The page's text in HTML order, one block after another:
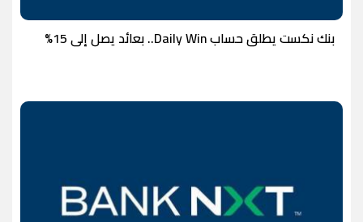
بنك نكست يطلق حساب Daily Win.. بعائد يصل إلى 15%